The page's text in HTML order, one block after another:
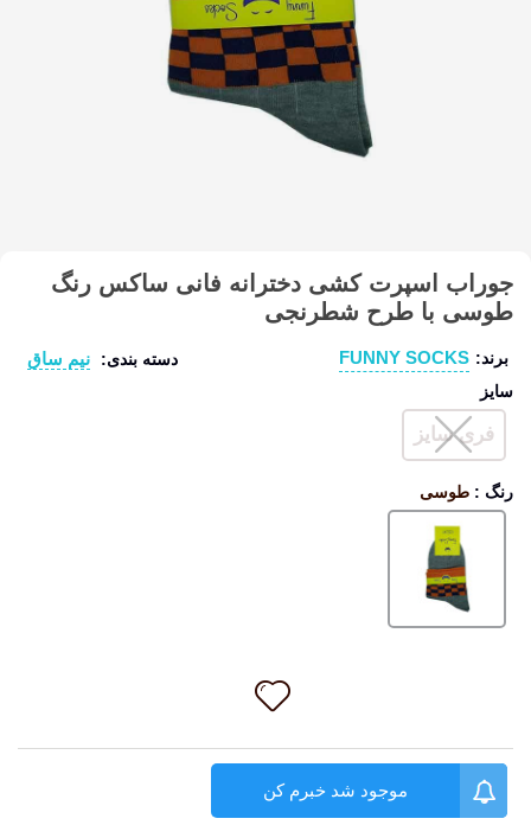
جوراب اسپرت کشی دخترانه فانی ساکس رنگ
طوسی با طرح شطرنجی
برند: FUNNY SOCKS دسته بندی: نیم ساق
سایز
فری سایز
رنگ : طوسی
طوسی
موجود شد خبرم کن